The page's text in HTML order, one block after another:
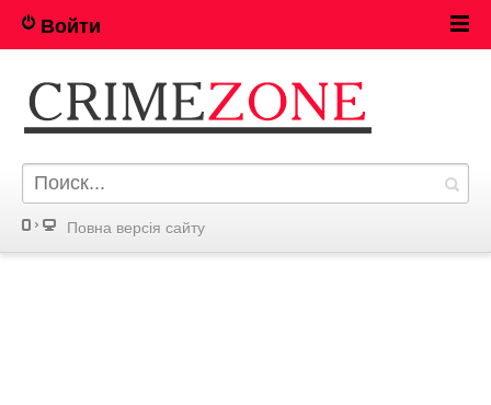
Войти
Повна версія сайту